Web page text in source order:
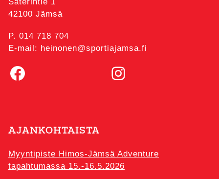
42100 Jämsä
P. 014 718 704
E-mail: heinonen@sportiajamsa.fi
Facebook Instagram
AJANKOHTAISTA
Myyntipiste Himos-Jämsä Adventure
tapahtumassa 15.-16.5.2026